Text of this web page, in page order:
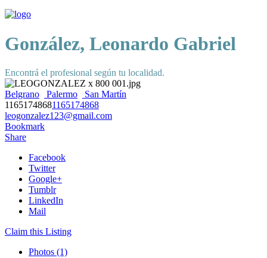
González, Leonardo Gabriel
Encontrá el profesional según tu localidad.
Belgrano Palermo
San Martín
11651748681165174868
leogonzalez123@gmail.com
Bookmark
Share
Facebook
Twitter
Google+
Tumblr
LinkedIn
Mail
Claim this Listing
Photos (1)